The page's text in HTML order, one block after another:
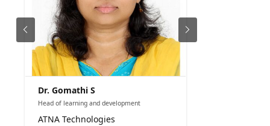
Dr. Gomathi S
Head of learning and development
ATNA Technologies